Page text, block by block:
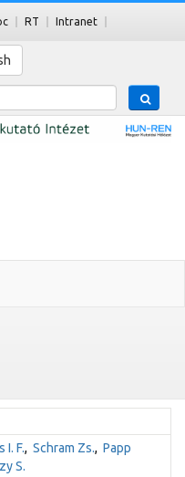
RT
Intranet
I. F., Schram Zs., Papp
S.